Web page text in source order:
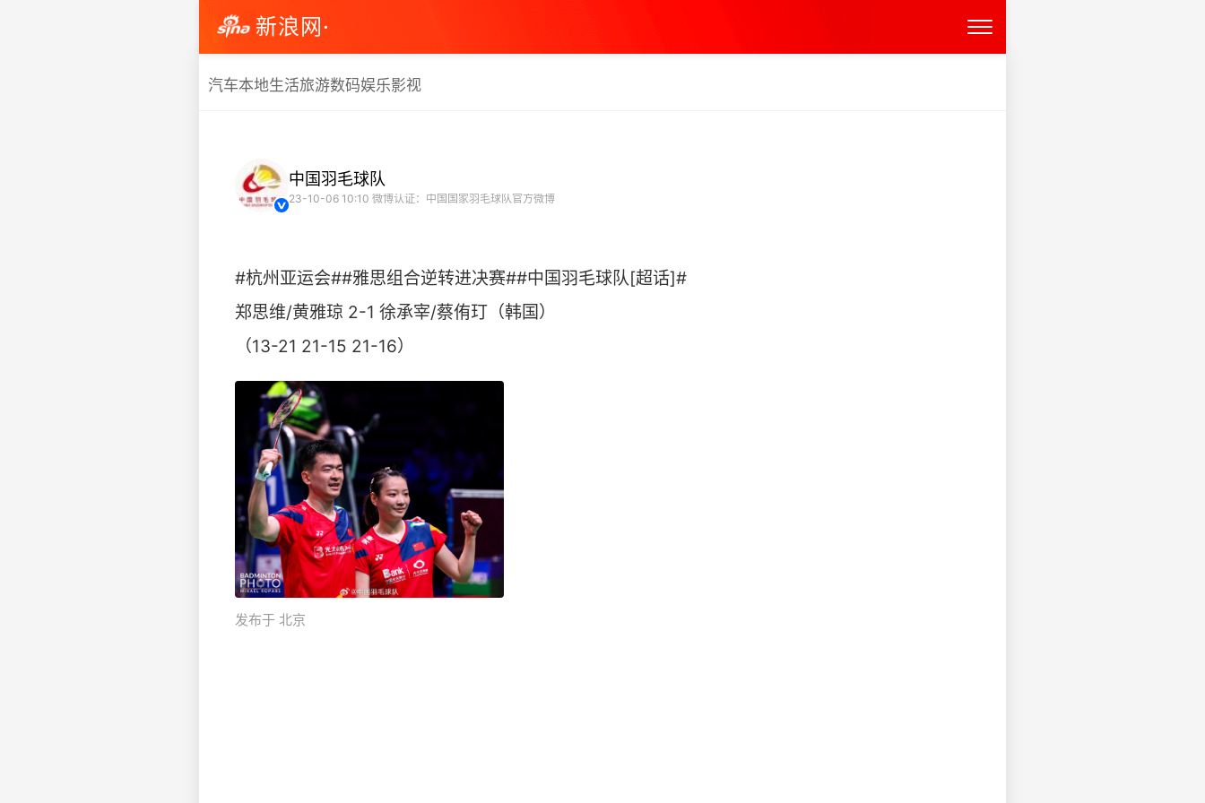
新浪网·
汽车本地生活旅游数码娱乐影视
中国羽毛球队
23-10-06 10:10 微博认证：中国国家羽毛球队官方微博
#杭州亚运会##雅思组合逆转进决赛##中国羽毛球队[超话]#
郑思维/黄雅琼 2-1 徐承宰/蔡侑玎（韩国）
（13-21 21-15 21-16） ​
发布于 北京